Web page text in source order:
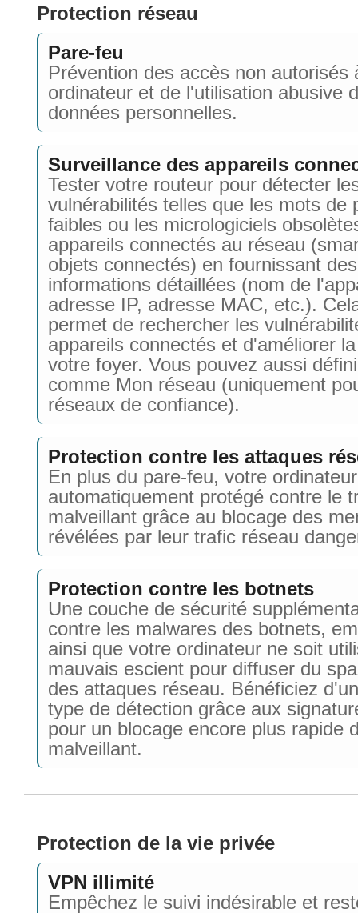
Protection réseau
Pare-feu
Prévention des accès non autorisés
ordinateur et de l'utilisation abusive
données personnelles.
Surveillance des appareils
Tester votre routeur pour détecter
vulnérabilités telles que les mots de
faibles ou les micrologiciels
appareils connectés au réseau
objets connectés) en fournissant des
informations détaillées (nom de
adresse IP, adresse MAC, etc.).
permet de rechercher les
appareils connectés et d'améliorer
votre foyer. Vous pouvez aussi
comme Mon réseau (uniquement
réseaux de confiance).
Protection contre les attaques
En plus du pare-feu, votre
automatiquement protégé contre le
malveillant grâce au blocage des
révélées par leur trafic réseau
Protection contre les botnets
Une couche de sécurité
contre les malwares des botnets,
ainsi que votre ordinateur ne soit
mauvais escient pour diffuser du
des attaques réseau. Bénéficiez
type de détection grâce aux
pour un blocage encore plus rapide
malveillant.
Protection de la vie privée
VPN illimité
Empêchez le suivi indésirable et